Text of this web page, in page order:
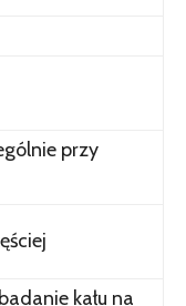
przy
kału na